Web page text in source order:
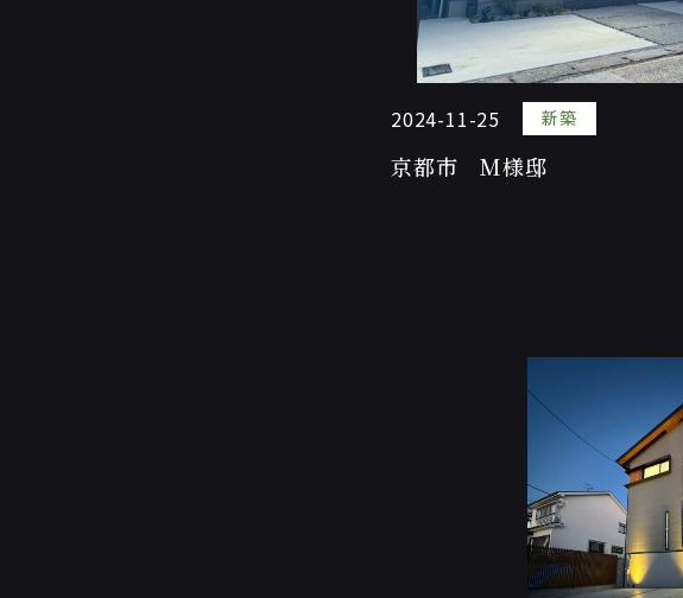
2024-11-25 新築
京都市 M様邸